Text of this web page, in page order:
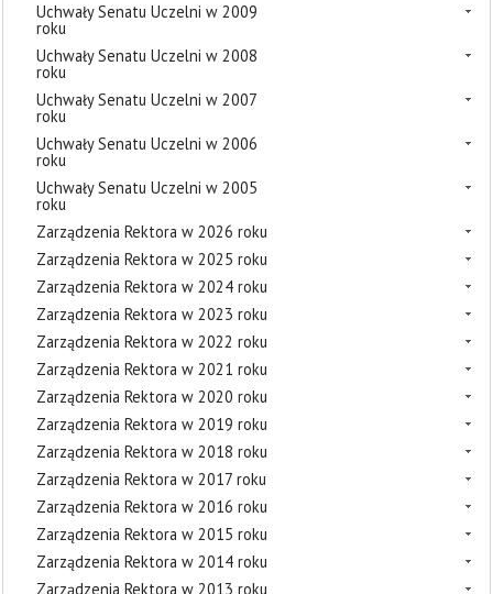
Uchwały Senatu Uczelni w 2009
roku
Uchwały Senatu Uczelni w 2008
roku
Uchwały Senatu Uczelni w 2007
roku
Uchwały Senatu Uczelni w 2006
roku
Uchwały Senatu Uczelni w 2005
roku
Zarządzenia Rektora w 2026 roku
Zarządzenia Rektora w 2025 roku
Zarządzenia Rektora w 2024 roku
Zarządzenia Rektora w 2023 roku
Zarządzenia Rektora w 2022 roku
Zarządzenia Rektora w 2021 roku
Zarządzenia Rektora w 2020 roku
Zarządzenia Rektora w 2019 roku
Zarządzenia Rektora w 2018 roku
Zarządzenia Rektora w 2017 roku
Zarządzenia Rektora w 2016 roku
Zarządzenia Rektora w 2015 roku
Zarządzenia Rektora w 2014 roku
Zarządzenia Rektora w 2013 roku